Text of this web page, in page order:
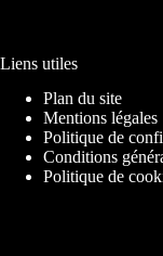
Liens utiles
Plan du site
Mentions légales
Politique de
Conditions
Politique de